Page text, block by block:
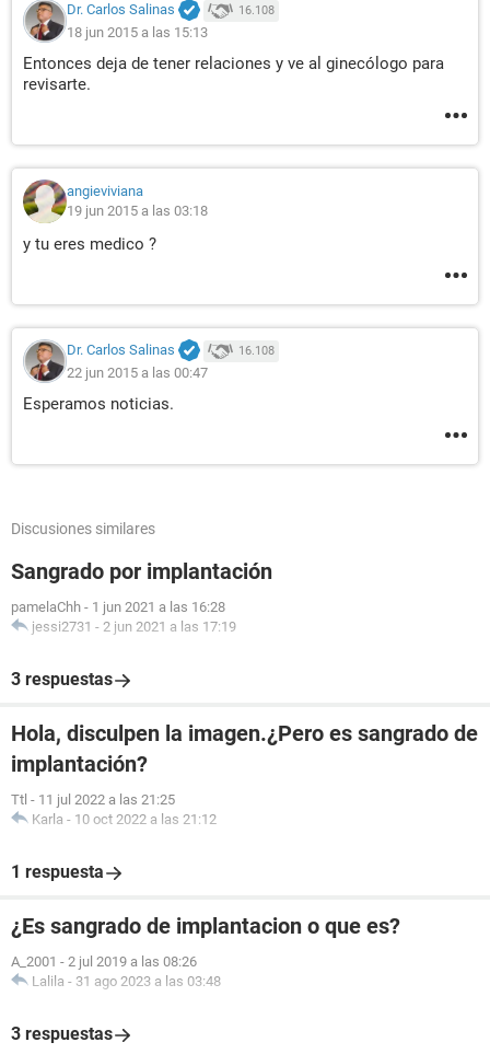
Dr. Carlos Salinas 16.108
18 jun 2015 a las 15:13
Entonces deja de tener relaciones y ve al ginecólogo para
revisarte.
angieviviana
19 jun 2015 a las 03:18
y tu eres medico ?
Dr. Carlos Salinas 16.108
22 jun 2015 a las 00:47
Esperamos noticias.
Discusiones similares
Sangrado por implantación
pamelaChh - 1 jun 2021 a las 16:28
jessi2731 - 2 jun 2021 a las 17:19
3 respuestas
Hola, disculpen la imagen.¿Pero es sangrado de
implantación?
Ttl - 11 jul 2022 a las 21:25
Karla - 10 oct 2022 a las 21:12
1 respuesta
¿Es sangrado de implantacion o que es?
A_2001 - 2 jul 2019 a las 08:26
Lalila - 31 ago 2023 a las 03:48
3 respuestas